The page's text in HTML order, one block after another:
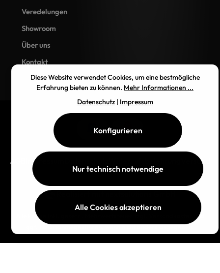
Veredelungen
Showroom
Über uns
Kontakt
AGB Impressum Versand
Alle Preise inkl. gesetzl. Mehrwertsteuer zzgl.
und
ggf. Nachnahmegebühren, wenn nicht anders angegeben.
Diese Website verwendet Cookies, um eine bestmögliche
Erfahrung bieten zu können. Mehr Informationen ...
Datenschutz| Impressum
Nur technisch notwendige
Konfigurieren
Alle Cookies akzeptieren